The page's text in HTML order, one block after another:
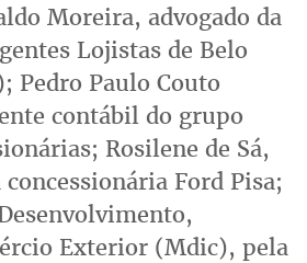
Moreira, advogado da
Lojistas de Belo
Pedro Paulo Couto
contábil do grupo
Rosilene de Sá,
Ford Pisa;
Exterior (Mdic), pela